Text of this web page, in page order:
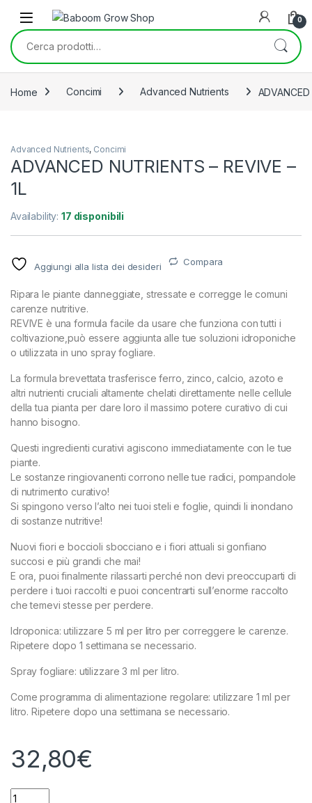
Skip to navigation
Skip to content
0
Cerca:
Home Concimi Advanced Nutrients
Advanced Nutrients, Concimi
ADVANCED NUTRIENTS – REVIVE –
1L
Availability:17 disponibili
Aggiungi alla lista dei desideri Compara
Ripara le piante danneggiate, stressate e corregge le comuni
carenze nutritive.
REVIVE è una formula facile da usare che funziona con tutti i
coltivazione,può essere aggiunta alle tue soluzioni idroponiche
o utilizzata in uno spray fogliare.
La formula brevettata trasferisce ferro, zinco, calcio, azoto e
altri nutrienti cruciali altamente chelati direttamente nelle cellule
della tua pianta per dare loro il massimo potere curativo di cui
hanno bisogno.
Questi ingredienti curativi agiscono immediatamente con le tue
piante.
Le sostanze ringiovanenti corrono nelle tue radici, pompandole
di nutrimento curativo!
Si spingono verso l’alto nei tuoi steli e foglie, quindi li inondano
di sostanze nutritive!
Nuovi fiori e boccioli sbocciano e i fiori attuali si gonfiano
succosi e più grandi che mai!
E ora, puoi finalmente rilassarti perché non devi preoccuparti di
perdere i tuoi raccolti e puoi concentrarti sull’enorme raccolto
che temevi stesse per perdere.
Idroponica: utilizzare 5 ml per litro per correggere le carenze.
Ripetere dopo 1 settimana se necessario.
Spray fogliare: utilizzare 3 ml per litro.
Come programma di alimentazione regolare: utilizzare 1 ml per
litro. Ripetere dopo una settimana se necessario.
32,80€
ADVANCED NUTRIENTS - REVIVE - 1L quantity